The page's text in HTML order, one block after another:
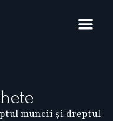
muncii și dreptul